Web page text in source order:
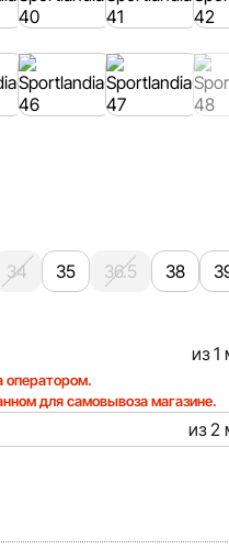
34 35 36.5 38
из 1
оператором.
для самовывоза магазине.
из 2